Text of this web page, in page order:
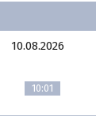
10.08.2026
10:01